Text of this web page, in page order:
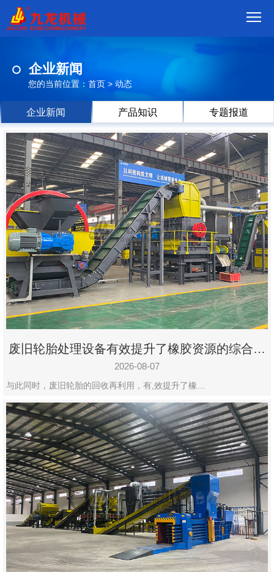
品
视
频
现
场
方
案
动
态
联
系
郑
州
市
九
设
有
限
公
司
豫
ICP
备
19020390
号-1
企业新闻
您的当前位置： 首页 > 动态
企业新闻 产品知识 专题报道
废旧轮胎处理设备有效提升了橡胶资源的综合利
用率
2026-08-07
与此同时，废旧轮胎的回收再利用，有,效提升了橡…